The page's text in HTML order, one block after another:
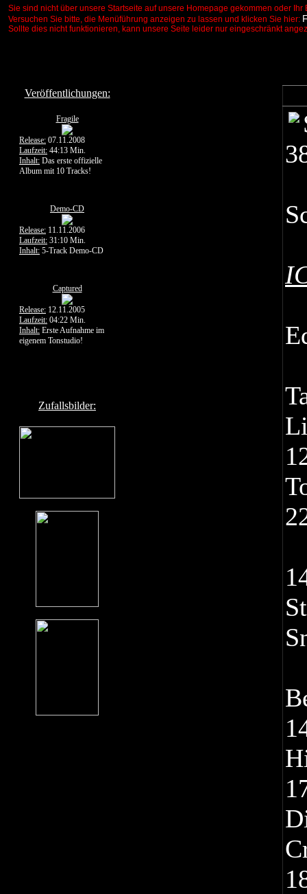
Sie sind nicht über unsere Startseite auf unsere Homepage gekommen oder
Versuchen Sie bitte, die Menüführung anzeigen zu lassen und klicken Sie hier:
Sollte dies nicht funktionieren, kann unsere Seite leider nur eingeschränkt
Veröffentlichungen:
Fragile
Release: 07.11.2008
Laufzeit: 44:13 Min.
Inhalt: Das erste offizielle
Album mit 10 Tracks!
Demo-CD
Release: 11.11.2006
Laufzeit: 31:10 Min.
Inhalt: 5-Track Demo-CD
Captured
Release: 12.11.2005
Laufzeit: 04:22 Min.
Inhalt: Erste Aufnahme im
eigenem Tonstudio!
Zufallsbilder: